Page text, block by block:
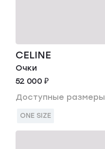
CELINE
Очки
52 000 ₽
Доступные размеры
ONE SIZE